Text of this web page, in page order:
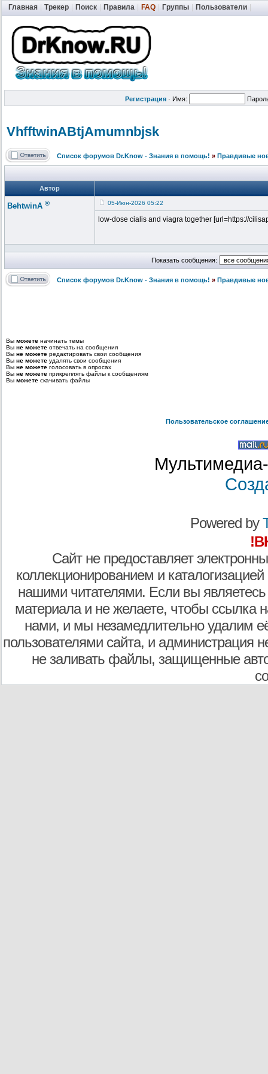
Главная Трекер Поиск Правила FAQ Группы Пользователи
Регистрация · Имя:
VhfftwinABtjAmumnbjsk
Список форумов Dr.Know - Знания в помощь! » Правдивые
Автор
BehtwinA ® 05-Июн-2026 05:22
low-dose cialis and viagra together [url=https://
Показать сообщения:
Список форумов Dr.Know - Знания в помощь! » Правдивые
Вы можете начинать темы
Вы не можете отвечать на сообщения
Вы не можете редактировать свои сообщения
Вы не можете удалять свои сообщения
Вы не можете голосовать в опросах
Вы не можете прикреплять файлы к сообщениям
Вы можете скачивать файлы
Пользовательское
Powered by
Сайт не предоставляет
коллекционированием и
нашими читателями. Если вы являетесь
материала и не желаете, чтобы ссылка
нами, и мы незамедлительно удалим
пользователями сайта, и администрация
не заливать файлы, защищенные